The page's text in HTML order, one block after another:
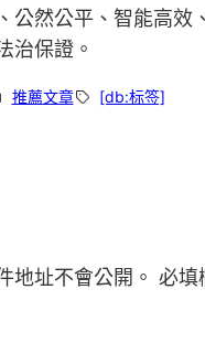
公然公平、智能高效
治保證。
推薦文章 [db:标签]
地址不會公開。 必填